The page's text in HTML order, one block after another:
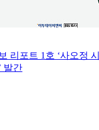
리포트 1호 ‘사오정
발간